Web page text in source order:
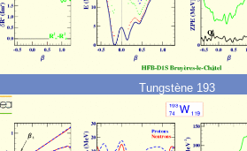
Tungstène 193